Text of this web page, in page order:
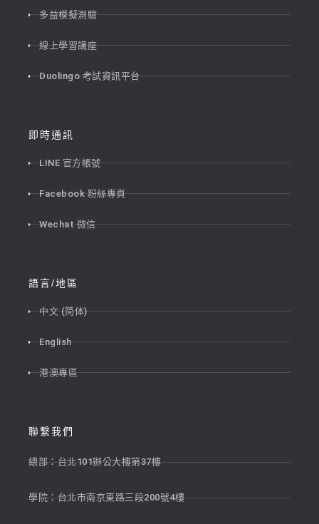
多益模擬測驗
線上學習講座
Duolingo 考試資訊平台
即時通訊
LINE 官方帳號
Facebook 粉絲專頁
Wechat 微信
語言/地區
中文 (简体)
English
港澳專區
聯繫我們
總部：台北101辦公大樓第37樓
學院：台北市南京東路三段200號4樓